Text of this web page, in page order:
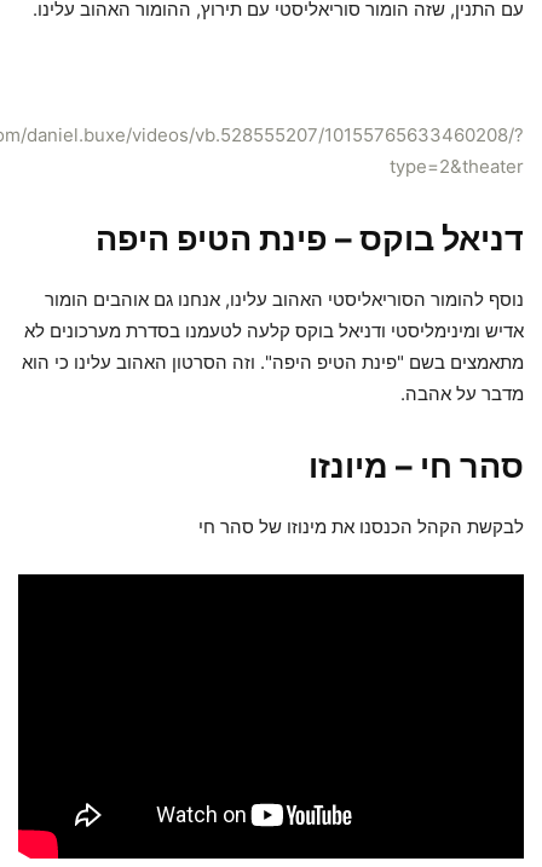
עם התנין, שזה הומור סוריאליסטי עם תירוץ, ההומור האהוב עלינו.
daniel.buxe/videos/vb.528555207/10155765633460208/?
type=2&theater
דניאל בוקס – פינת הטיפ היפה
נוסף להומור הסוריאליסטי האהוב עלינו, אנחנו גם אוהבים הומור
אדיש ומינימליסטי ודניאל בוקס קלעה לטעמנו בסדרת מערכונים לא
מתאמצים בשם "פינת הטיפ היפה". וזה הסרטון האהוב עלינו כי הוא
מדבר על אהבה.
סהר חי – מיונזו
לבקשת הקהל הכנסנו את מינוזו של סהר חי